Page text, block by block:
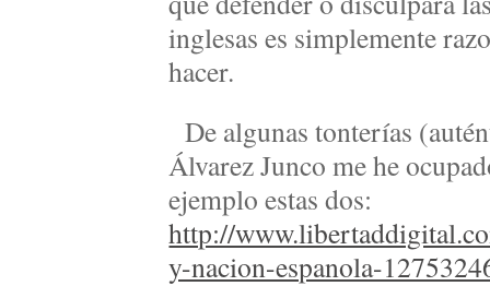
inglesas es simplemente
hacer.
De algunas tonterías
Álvarez Junco me he
ejemplo estas dos:
http://
y-nacion-espanola-